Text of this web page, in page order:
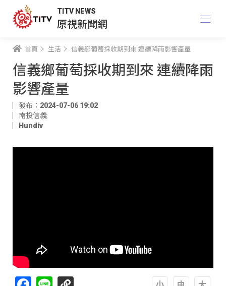
TITV NEWS
原視新聞網
首頁 生活 信義鄉葡萄採收期到來 連續降雨影響產量
信義鄉葡萄採收期到來 連續降雨
影響產量
發布：2024-07-06 19:02
南投信義
Hundiv
Facebook
Line